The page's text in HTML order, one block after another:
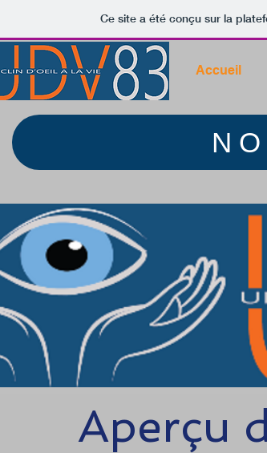
Ce site a été conçu sur la
Accueil
Aperçu